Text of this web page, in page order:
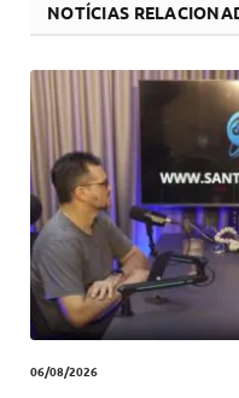
NOTÍCIAS
06/08/2026